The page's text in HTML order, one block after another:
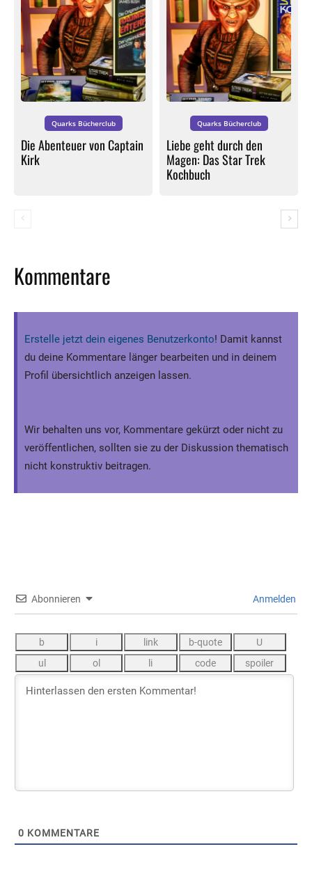
Quarks Bücherclub
Die Abenteuer von Captain
Kirk
Quarks Bücherclub
Liebe geht durch den
Magen: Das Star Trek
Kochbuch
Kommentare
Erstelle jetzt dein eigenes Benutzerkonto! Damit kannst
du deine Kommentare länger bearbeiten und in deinem
Profil übersichtlich anzeigen lassen.
Wir behalten uns vor, Kommentare gekürzt oder nicht zu
veröffentlichen, sollten sie zu der Diskussion thematisch
nicht konstruktiv beitragen.
Abonnieren Anmelden
0 KOMMENTARE